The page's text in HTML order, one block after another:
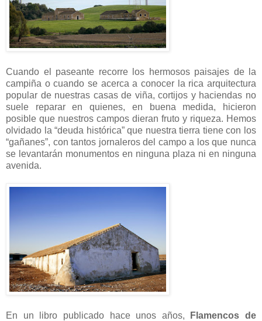
Cuando el paseante recorre los hermosos paisajes de la
campiña o cuando se acerca a conocer la rica arquitectura
popular de nuestras casas de viña, cortijos y haciendas no
suele reparar en quienes, en buena medida, hicieron
posible que nuestros campos dieran fruto y riqueza. Hemos
olvidado la “deuda histórica” que nuestra tierra tiene con los
“gañanes”, con tantos jornaleros del campo a los que nunca
se levantarán monumentos en ninguna plaza ni en ninguna
avenida.
En un libro publicado hace unos años,
Flamencos de